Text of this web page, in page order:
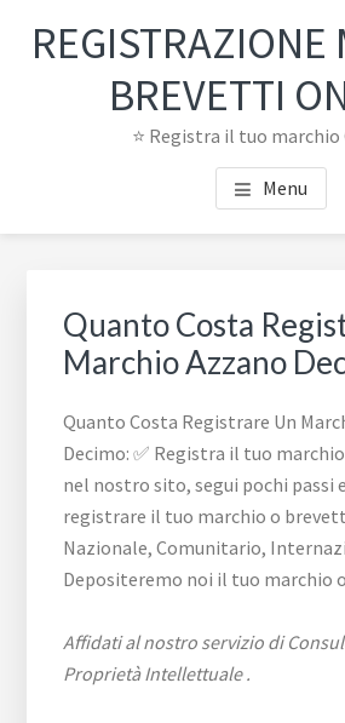
REGISTRAZIONE
BREVETTI
⭐ Registra il tuo marchio
Menu
Quanto Costa
Marchio Azzano
Quanto Costa Registrare Un
Decimo: ✅ Registra il tuo
nel nostro sito, segui pochi passi
registrare il tuo marchio o
Nazionale, Comunitario,
Depositeremo noi il tuo marchio
Affidati al nostro servizio di
Proprietà Intellettuale .